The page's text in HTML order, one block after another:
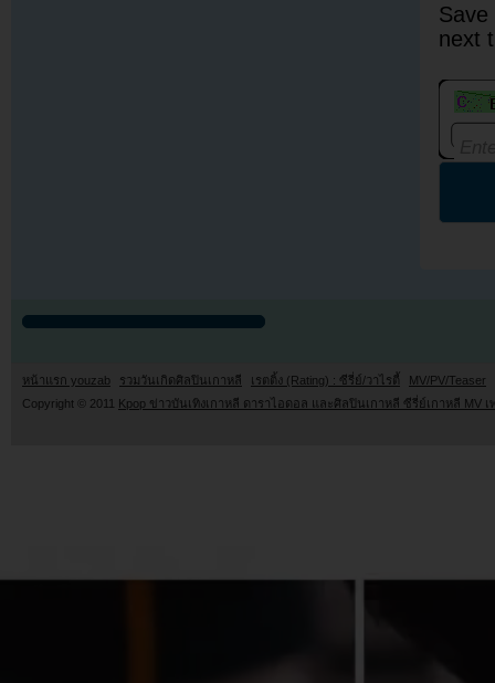
next
หน้าแรก youzab รวมวันเกิดศิลปินเกาหลี เรตติ้ง (Rating) : ซีรี่ย์/วาไรตี้
MV/PV/Teaser
Copyright © 2011
Kpop ข่าวบันเทิงเกาหลี ดาราไอดอล และศิลปินเกาหลี ซีรี่ย์เกาหลี MV